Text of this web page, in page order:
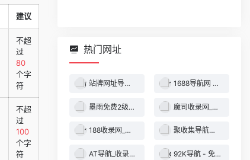
建议
不超
过
80
个字
符
不超
过
100
个字
符
热门网址
站牌网址导航收录网 | 精选网站导航，自动秒收录服务 - 最全网址收录！ 1688导航网 - 技术导航 - 名站网址 - 名站导航 - 免费外链 - 免费收录网站
墨雨免费2级域名 - 二级域名分发服务平台 魔司收录网_分类目录网_免费网站目录_网站收录_网址提交_免费收录网站
188收录网_网站收录-友情链接交换-网址收录-自动秒收录 聚收集导航网 - 海量分类资源一站式导航
AT导航_收录网_免费收录网站_自动收录网_秒收录 92K导航 - 免费自动秒收录网址导航